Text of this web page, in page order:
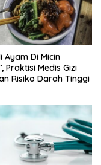
Ayam Di Micin
Praktisi Medis Gizi
Risiko Darah Tinggi